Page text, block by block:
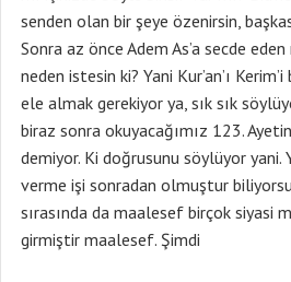
senden olan bir şeye özenirsin,
Sonra az önce Adem As’a secde
neden istesin ki? Yani Kur’an’ı
ele almak gerekiyor ya, sık sık
biraz sonra okuyacağımız 123.
demiyor. Ki doğrusunu söylüyor yani.
verme işi sonradan olmuştur
sırasında da maalesef birçok siyasi
girmiştir maalesef. Şimdi